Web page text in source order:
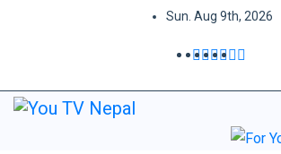
Sun. Aug 9th, 2026